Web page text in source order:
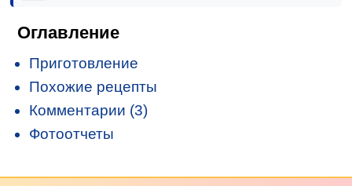
Оглавление
Приготовление
Похожие рецепты
Комментарии (3)
Фотоотчеты